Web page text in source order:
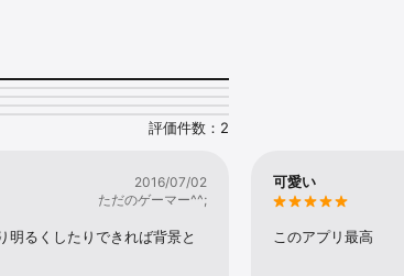
フォルメ「ずん子」、そして萌え系「ずん子」。
も選べます。
北ずん子ガイドライン」準拠のイラストが続々と追加されま
コから選べます（iOS 10.3〜）。
に投稿できます。
保存できますので、メールやメッセージに添付したり、後で見
評価件数：2
2016/07/02
ただのゲーマー^^;
明るくしたりできれば背景と
可愛い
このアプリ最高